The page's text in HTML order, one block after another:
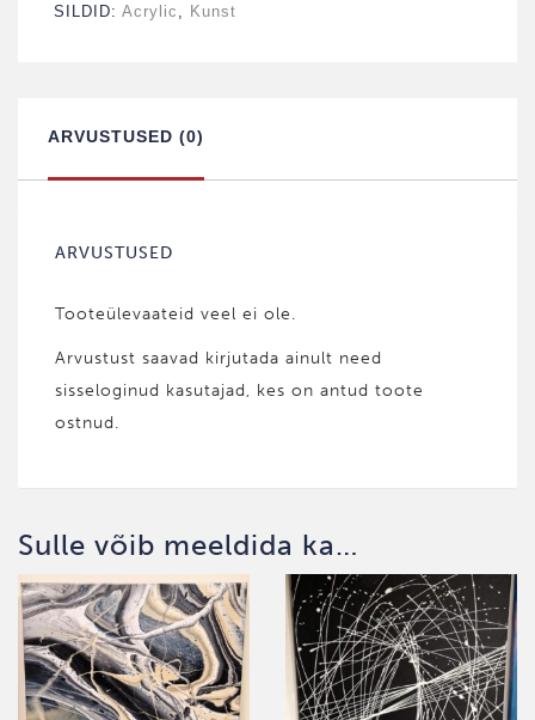
#8
SILDID: Acrylic Kunst
ARVUSTUSED (0)
ARVUSTUSED
Tooteülevaateid veel ei ole.
Arvustust saavad kirjutada ainult need
sisseloginud kasutajad, kes on antud toote
ostnud.
Sulle võib meeldida ka…